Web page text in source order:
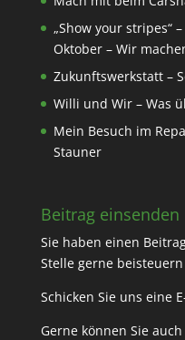
„Show your stripes“
Oktober – Wir
Zukunftswerkstatt –
Willi und Wir – Was
Mein Besuch im
Stauner
Beitrag einsenden
Sie haben einen
Stelle gerne
Schicken Sie uns eine
Gerne können Sie